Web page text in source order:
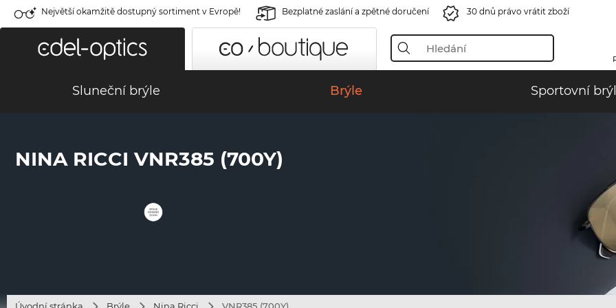
Největší okamžitě dostupný sortiment v Evropě! Bezplatné zaslání a zpětné doručení 30 dnů právo vrátit zboží
Sluneční brýle Brýle Sportovní
NINA RICCI VNR385 (700Y)